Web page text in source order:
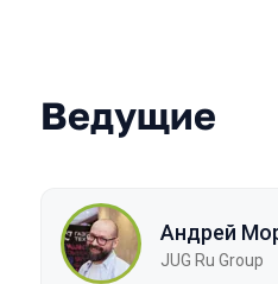
Ведущие
Андрей
JUG Ru Group